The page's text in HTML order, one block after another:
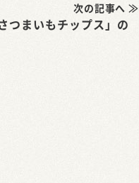
次の記事へ ≫
つまいもチップス」の